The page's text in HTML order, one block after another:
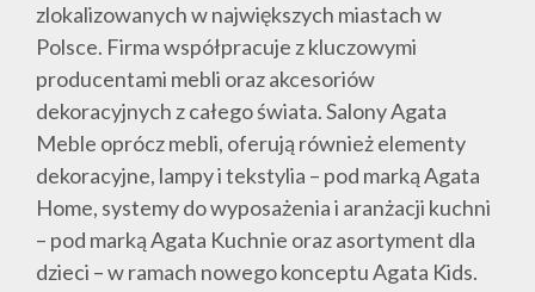
zlokalizowanych w największych miastach w
Polsce. Firma współpracuje z kluczowymi
producentami mebli oraz akcesoriów
dekoracyjnych z całego świata. Salony Agata
Meble oprócz mebli, oferują również elementy
dekoracyjne, lampy i tekstylia – pod marką Agata
Home, systemy do wyposażenia i aranżacji kuchni
– pod marką Agata Kuchnie oraz asortyment dla
dzieci – w ramach nowego konceptu Agata Kids.